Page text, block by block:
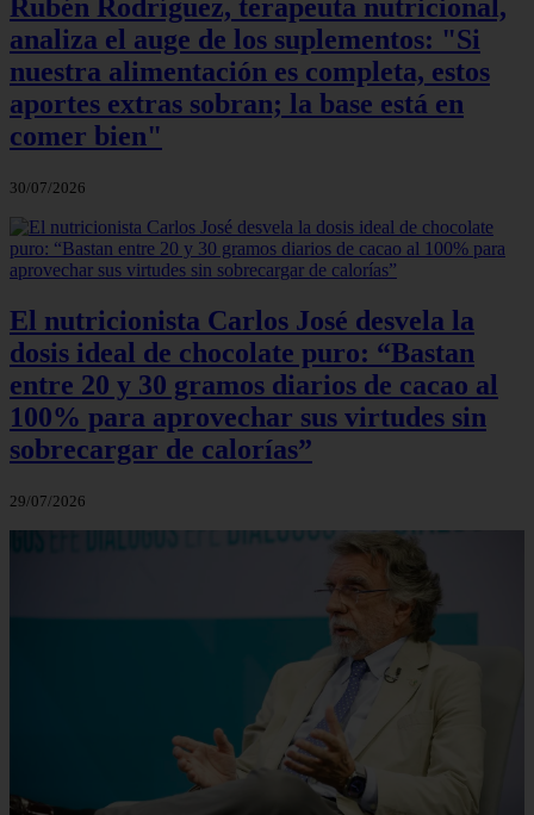
Rubén Rodríguez, terapeuta nutricional,
analiza el auge de los suplementos: "Si
nuestra alimentación es completa, estos
aportes extras sobran; la base está en
comer bien"
30/07/2026
El nutricionista Carlos José desvela la
dosis ideal de chocolate puro: “Bastan
entre 20 y 30 gramos diarios de cacao al
100% para aprovechar sus virtudes sin
sobrecargar de calorías”
29/07/2026